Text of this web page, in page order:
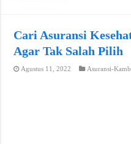
Cari Asuransi
Agar Tak Salah Pilih
Agustus 11, 2022 Asuransi-